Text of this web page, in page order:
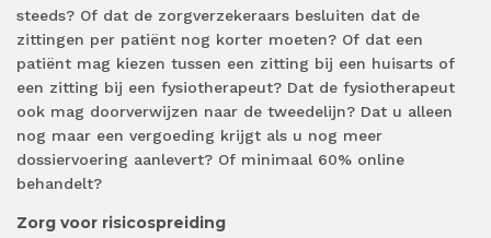
steeds? Of dat de zorgverzekeraars besluiten dat de
zittingen per patiënt nog korter moeten? Of dat een
patiënt mag kiezen tussen een zitting bij een huisarts of
een zitting bij een fysiotherapeut? Dat de fysiotherapeut
ook mag doorverwijzen naar de tweedelijn? Dat u alleen
nog maar een vergoeding krijgt als u nog meer
dossiervoering aanlevert? Of minimaal 60% online
behandelt?
Zorg voor risicospreiding